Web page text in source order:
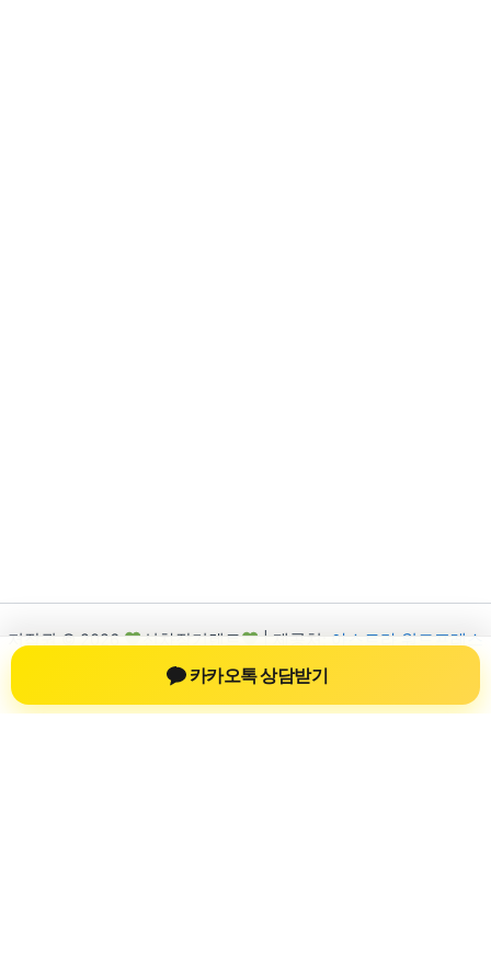
저작권 © 2026 신차장기렌트 | 제공처:
아스트라 워드프레스
테마
카카오톡 상담받기